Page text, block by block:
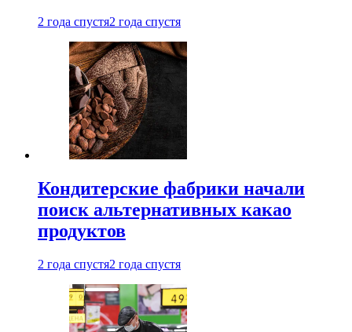
2 года спустя2 года спустя
Кондитерские фабрики начали
поиск альтернативных какао
продуктов
2 года спустя2 года спустя